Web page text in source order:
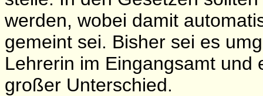
werden, wobei damit
gemeint sei. Bisher sei es
Lehrerin im Eingangsamt und
großer Unterschied.